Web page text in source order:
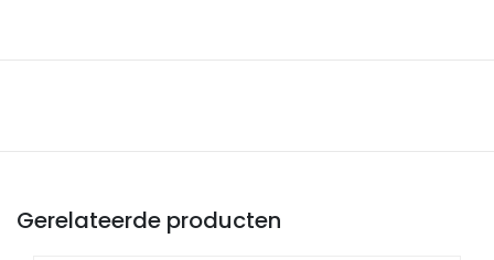
Gerelateerde producten